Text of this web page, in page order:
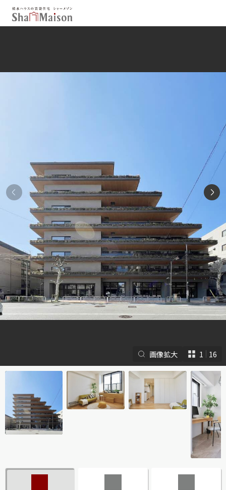
通勤・通学時間から探す
地図から探す
人気のカテゴリから探す
ルームツアー 動画ギャラリー
ShaMaison STYLE
画像拡大 1 16